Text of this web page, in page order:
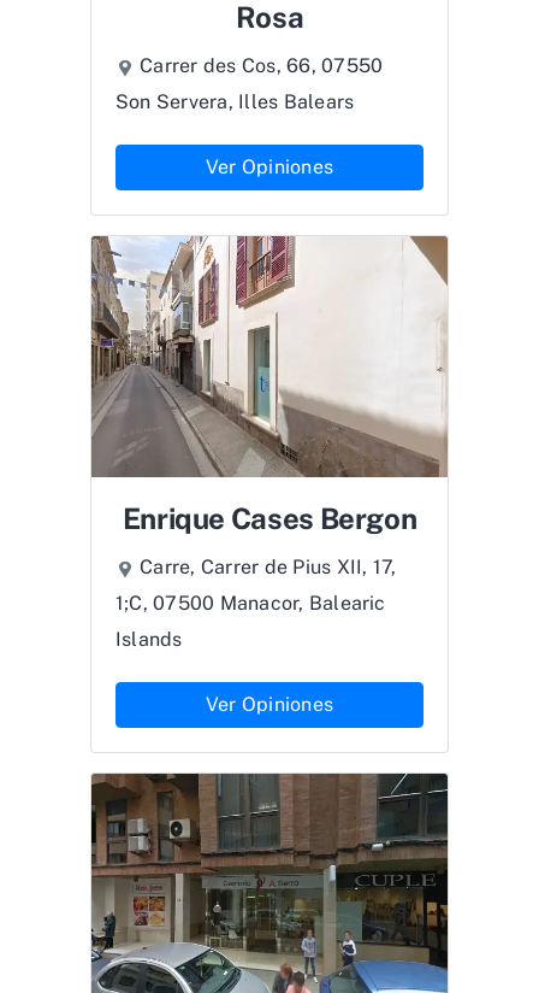
Rosa
Carrer des Cos, 66, 07550
Son Servera, Illes Balears
Ver Opiniones
Enrique Cases Bergon
Carre, Carrer de Pius XII, 17,
1;C, 07500 Manacor, Balearic
Islands
Ver Opiniones